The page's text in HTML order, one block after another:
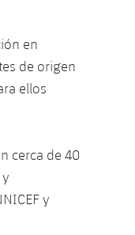
en
de origen
ellos
cerca de 40
y